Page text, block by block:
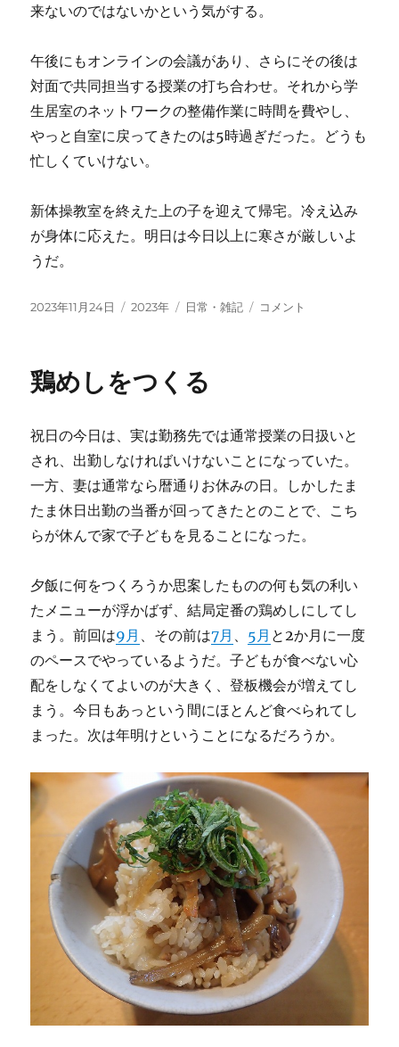
来ないのではないかという気がする。
午後にもオンラインの会議があり、さらにその後は
対面で共同担当する授業の打ち合わせ。それから学
生居室のネットワークの整備作業に時間を費やし、
やっと自室に戻ってきたのは5時過ぎだった。どうも
忙しくていけない。
新体操教室を終えた上の子を迎えて帰宅。冷え込み
が身体に応えた。明日は今日以上に寒さが厳しいよ
うだ。
投
2023年11月24日
カ
ー
2023年
タ
日常・雑記
朝
に
コメント
鶏めしをつくる
祝日の今日は、実は勤務先では通常授業の日扱いと
され、出勤しなければいけないことになっていた。
一方、妻は通常なら暦通りお休みの日。しかしたま
たま休日出勤の当番が回ってきたとのことで、こち
らが休んで家で子どもを見ることになった。
夕飯に何をつくろうか思案したものの何も気の利い
たメニューが浮かばず、結局定番の鶏めしにしてし
まう。前回は9月 、その前は7月 5月 と2か月に一度
のペースでやっているようだ。子どもが食べない心
配をしなくてよいのが大きく、登板機会が増えてし
まう。今日もあっという間にほとんど食べられてし
まった。次は年明けということになるだろうか。